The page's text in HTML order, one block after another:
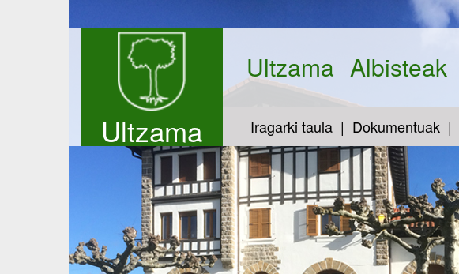
Ultzama
Ultzama Albisteak
Iragarki taula Dokumentuak